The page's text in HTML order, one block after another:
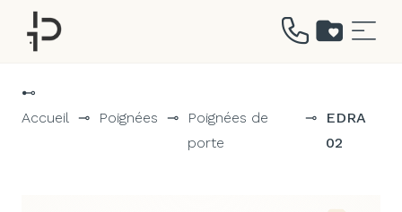
⊷
Accueil ⊸ Poignées ⊸
Poignées de
porte
⊸
EDRA
02